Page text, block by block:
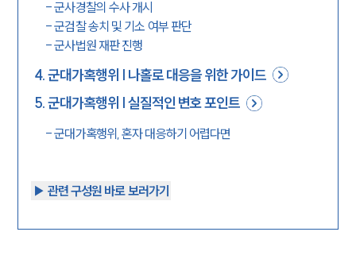
-군사경찰의 수사 개시
-군검찰 송치 및 기소 여부 판단
-군사법원 재판 진행
4.군대가혹행위 | 나홀로 대응을 위한 가이드
5.군대가혹행위 | 실질적인 변호 포인트
-군대가혹행위, 혼자 대응하기 어렵다면
▶︎ 관련 구성원 바로 보러가기